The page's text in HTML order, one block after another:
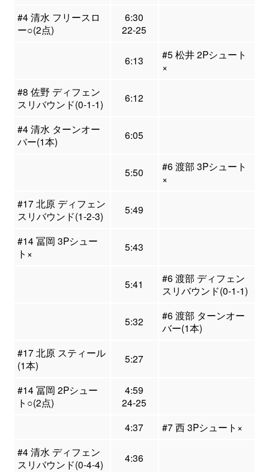
#4 清水 フリースロ
ー○(2点)
6:30
22-25
6:13
#5 松井 2Pシュート
×
#8 佐野 ディフェン
スリバウンド(0-1-1)
6:12
#4 清水 ターンオー
バー(1本)
6:05
5:50
#6 渡部 3Pシュート
×
#17 北原 ディフェン
スリバウンド(1-2-3)
5:49
#14 冨岡 3Pシュー
ト×
5:43
5:41
#6 渡部 ディフェン
スリバウンド(0-1-1)
5:32
#6 渡部 ターンオー
バー(1本)
#17 北原 スティール
(1本)
5:27
#14 冨岡 2Pシュー
ト○(2点)
4:59
24-25
4:37
#7 西 3Pシュート×
#4 清水 ディフェン
スリバウンド(0-4-4)
4:36